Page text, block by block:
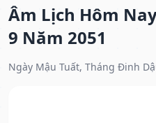
Âm Lịch Hôm
9 Năm 2051
Ngày Mậu Tuất, Tháng Đinh